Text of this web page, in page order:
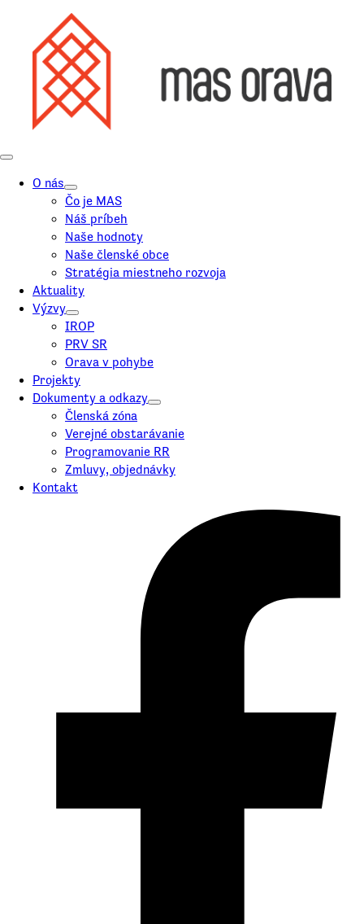
O nás
Čo je MAS
Náš príbeh
Naše hodnoty
Naše členské obce
Stratégia miestneho rozvoja
Aktuality
Výzvy
IROP
PRV SR
Orava v pohybe
Projekty
Dokumenty a odkazy
Členská zóna
Verejné obstarávanie
Programovanie RR
Zmluvy, objednávky
Kontakt